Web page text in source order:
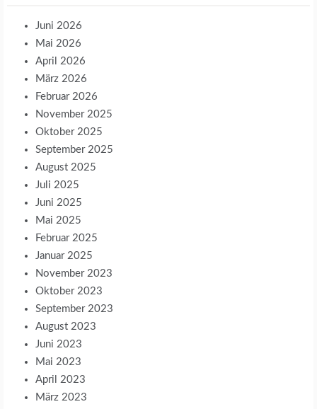
Juni 2026
Mai 2026
April 2026
März 2026
Februar 2026
November 2025
Oktober 2025
September 2025
August 2025
Juli 2025
Juni 2025
Mai 2025
Februar 2025
Januar 2025
November 2023
Oktober 2023
September 2023
August 2023
Juni 2023
Mai 2023
April 2023
März 2023